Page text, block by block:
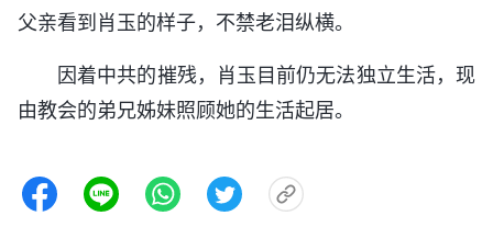
父亲看到肖玉的样子，不禁老泪纵横。
因着中共的摧残，肖玉目前仍无法独立生活，现
由教会的弟兄姊妹照顾她的生活起居。